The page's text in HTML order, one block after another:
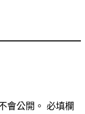
會公開。 必填欄